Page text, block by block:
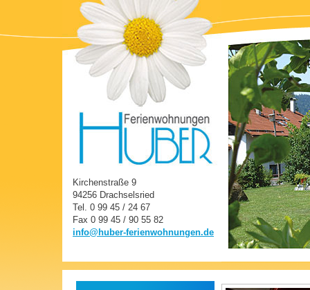
Kirchenstraße 9
94256 Drachselsried
Tel. 0 99 45 / 24 67
Fax 0 99 45 / 90 55 82
info@huber-ferienwohnungen.de